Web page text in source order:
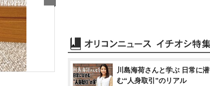
川島海荷さんと学ぶ 日常に潜
む“人身取引”のリアル